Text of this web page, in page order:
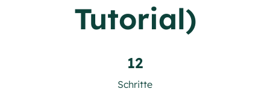
Tutorial)
12
Schritte